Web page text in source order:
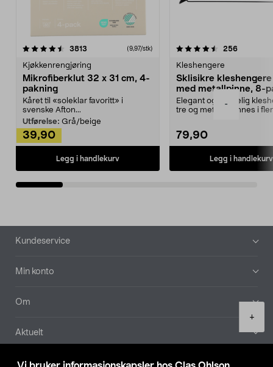
-
+
3813 anmeldelser(9,97/stk)
Kjøkkenrengjøring
Mikrofiberklut 32 x 31 cm, 4-
pakning
Kåret til «soleklar favoritt» i
svenske Afton...
Utførelse: Grå/beige
39,90
Legg i handlekurv
4.5av 5 stjerner 256
Kleshengere
Sklisikre
med metallpinne, 8-
Elegant og skikkelig
tre og metall – finnes i
79,90
Legg i handlekurv
4.5av 5 stjerner
Bunntekst
Kundeservice
Min konto
Om
Aktuelt
Våre selskaper